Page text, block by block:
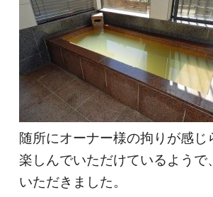
随所にオーナー様の拘りが感じ
楽しんでいただけているようで
いただきました。